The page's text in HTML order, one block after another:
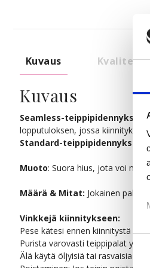
Kuvaus Kvalitet
Kuvaus
Seamless-teippipidennykset:
lopputuloksen, jossa kiinnitykset
Standard-teippipidennykset:
Muoto: Suora hius, jota voi
Määrä & Mitat: Jokainen
Vinkkejä kiinnitykseen:
Pese kätesi ennen kiinnitystä
Purista varovasti teippipalat
Älä käytä öljyisiä tai rasvaisia